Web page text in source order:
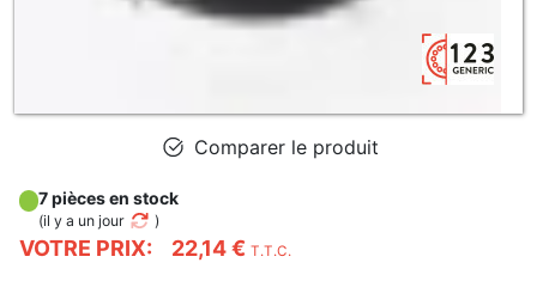
Comparer le produit
VOTRE PRIX: 22,14 € T.T.C.
7 pièces en stock
(il y a un jour )